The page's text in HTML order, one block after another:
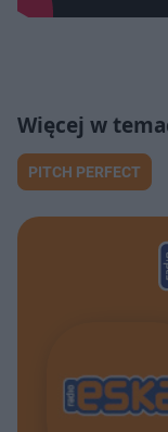
PITCH PERFECT